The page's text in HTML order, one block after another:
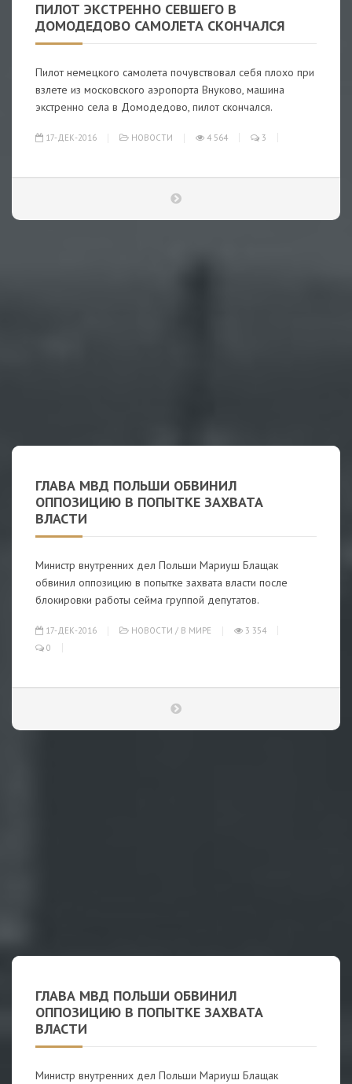
ПИЛОТ ЭКСТРЕННО СЕВШЕГО В
ДОМОДЕДОВО САМОЛЕТА СКОНЧАЛСЯ
Пилот немецкого самолета почувствовал себя плохо при
взлете из московского аэропорта Внуково, машина
экстренно села в Домодедово, пилот скончался.
17-ДЕК-2016 НОВОСТИ 4 564 3
ГЛАВА МВД ПОЛЬШИ ОБВИНИЛ
ОППОЗИЦИЮ В ПОПЫТКЕ ЗАХВАТА
ВЛАСТИ
Министр внутренних дел Польши Мариуш Блащак
обвинил оппозицию в попытке захвата власти после
блокировки работы сейма группой депутатов.
17-ДЕК-2016 НОВОСТИ / В МИРЕ
3 354
0
ГЛАВА МВД ПОЛЬШИ ОБВИНИЛ
ОППОЗИЦИЮ В ПОПЫТКЕ ЗАХВАТА
ВЛАСТИ
Министр внутренних дел Польши Мариуш Блащак